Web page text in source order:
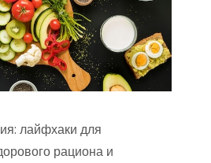
лайфхаки для
рациона и